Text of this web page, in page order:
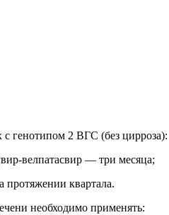
с генотипом 2 ВГС (без цирроза):
велпатасвир — три месяца;
протяжении квартала.
необходимо применять: